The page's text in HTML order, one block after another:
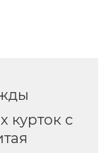
курток с